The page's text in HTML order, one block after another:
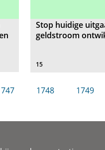
Stop huidige
geldstroom
15
1748 1749